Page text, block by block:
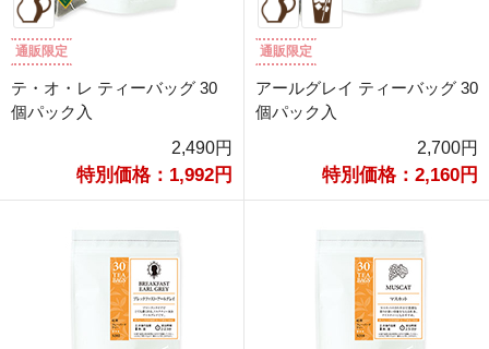
通販限定
テ・オ・レ ティーバッグ 30
個パック入
2,490円
特別価格：1,992円
通販限定
アールグレイ ティーバッグ 30
個パック入
2,700円
特別価格：2,160円